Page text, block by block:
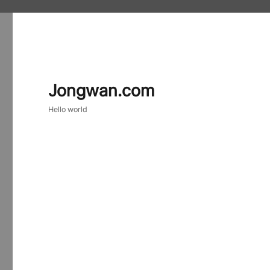
Jongwan.com
Hello world